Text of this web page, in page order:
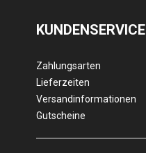
KUNDENSERVICE
Zahlungsarten
Lieferzeiten
Versandinformationen
Gutscheine